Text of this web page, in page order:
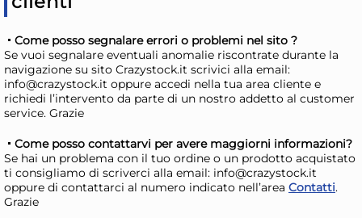
Come posso segnalare errori o problemi nel sito ?
Se vuoi segnalare eventuali anomalie riscontrate durante la
navigazione su sito Crazystock.it scrivici alla email:
info@crazystock.it oppure accedi nella tua area cliente e
richiedi l’intervento da parte di un nostro addetto al customer
service. Grazie
Come posso contattarvi per avere maggiorni informazioni?
Se hai un problema con il tuo ordine o un prodotto acquistato
ti consigliamo di scriverci alla email: info@crazystock.it
oppure di contattarci al numero indicato nell’area Contatti.
Grazie